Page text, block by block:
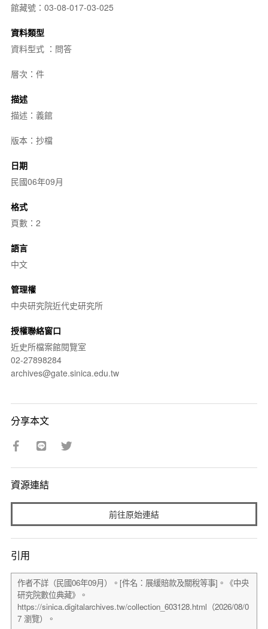
館藏號：03-08-017-03-025
資料類型
資料型式 ：問答
層次：件
描述
描述：義館
版本：抄檔
日期
民國06年09月
格式
頁數：2
語言
中文
管理權
中央研究院近代史研究所
授權聯絡窗口
近史所檔案館閱覽室
02-27898284
archives@gate.sinica.edu.tw
分享本文
資源連結
前往原始連結
引用